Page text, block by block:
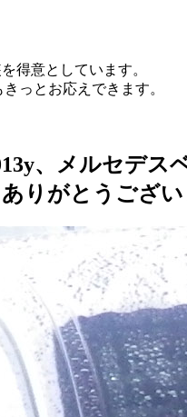
得意としています。
っとお応えできます。
、メルセデ
りがとうござい